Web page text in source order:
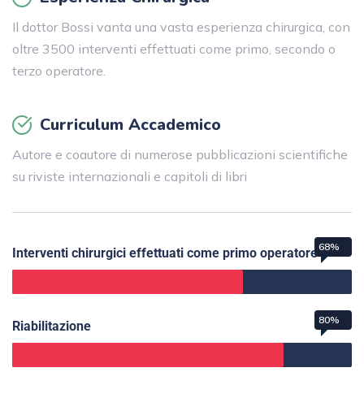
Il dottor Bossi vanta una vasta esperienza chirurgica, con
oltre 3500 interventi effettuati come primo, secondo o
terzo operatore.
Curriculum Accademico
Autore e coautore di numerose pubblicazioni scientifiche
su riviste internazionali e capitoli di libri
Interventi chirurgici effettuati come primo operatore68%
Riabilitazione 80%